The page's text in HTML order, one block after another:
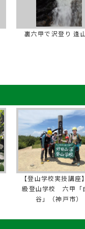
裏六甲で沢登り 逢
【登山学校実技講座
級登山学校 六甲「
谷」（神戸市）